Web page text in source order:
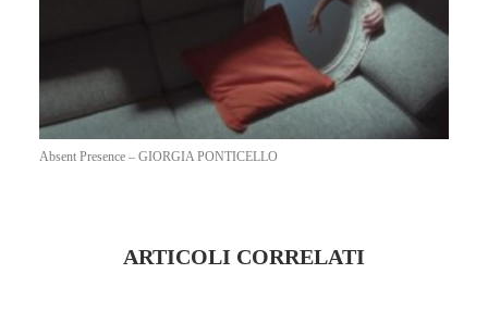
Absent Presence – GIORGIA PONTICELLO
ARTICOLI CORRELATI